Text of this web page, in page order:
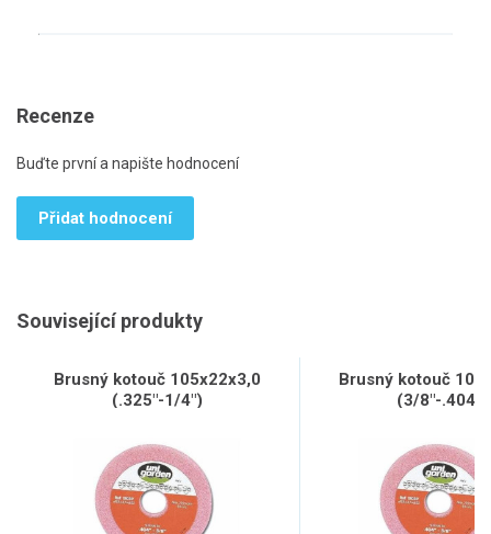
Recenze
Buďte první a napište hodnocení
Přidat hodnocení
Související produkty
Brusný kotouč 105x22x3,0
(.325"-1/4")
Brusný kotouč
(3/8"-.404")